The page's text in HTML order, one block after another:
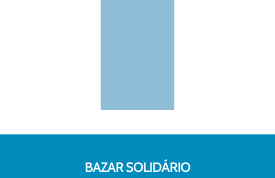
BAZAR SOLIDÁRIO